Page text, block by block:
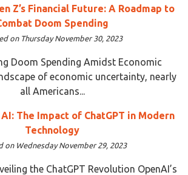
Z’s Financial Future: A Roadmap to
Doom Spending
on Thursday November 30, 2023
Doom Spending Amidst Economic
of economic uncertainty, nearly
all Americans...
The Impact of ChatGPT in Modern
Technology
on Wednesday November 29, 2023
the ChatGPT Revolution OpenAI’s